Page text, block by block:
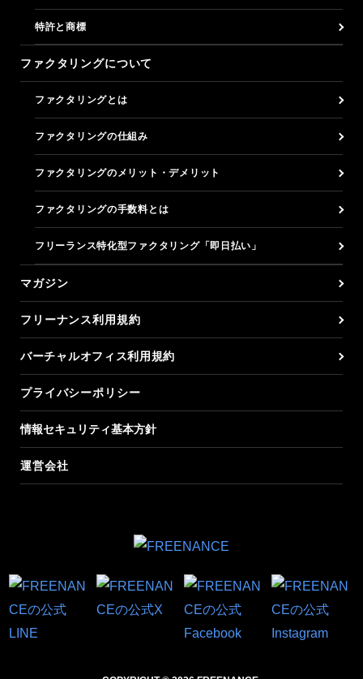
特許と商標
ファクタリングについて
ファクタリングとは
ファクタリングの仕組み
ファクタリングのメリット・デメリット
ファクタリングの手数料とは
フリーランス特化型ファクタリング「即日払い」
マガジン
フリーナンス利用規約
バーチャルオフィス利用規約
プライバシーポリシー
情報セキュリティ基本方針
運営会社